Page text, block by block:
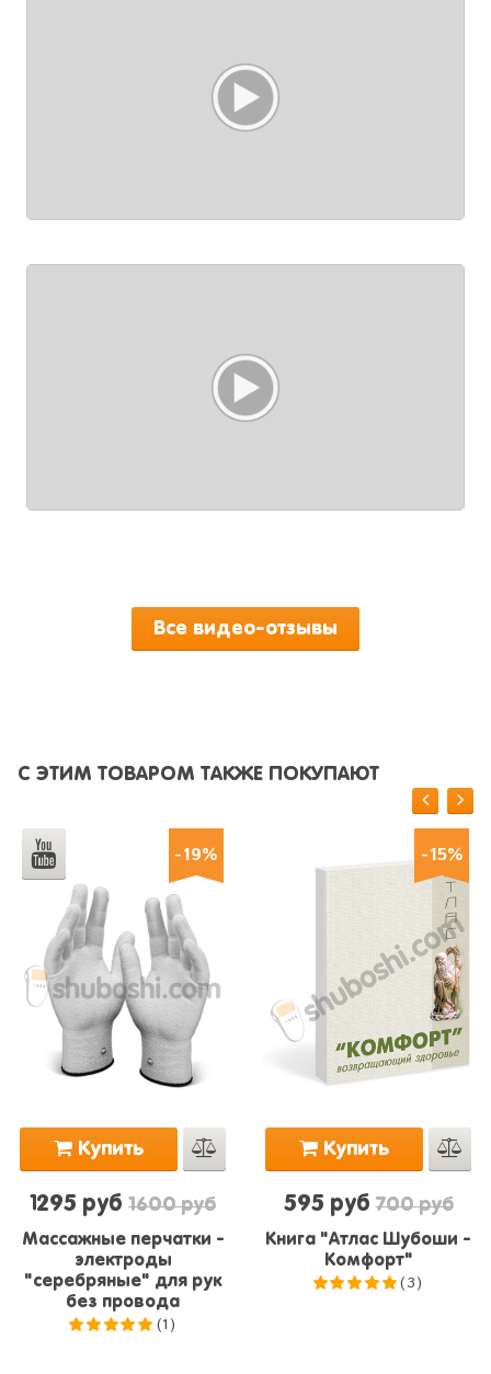
Все видео-отзывы
С ЭТИМ ТОВАРОМ ТАКЖЕ ПОКУПАЮТ
-19%
Купить
1295 руб 1600 руб
Массажные перчатки -
электроды
"серебряные" для рук
без провода
(1)
-15%
Купить
595 руб700 руб
Книга "Атлас Шубоши -
Комфорт"
(3)